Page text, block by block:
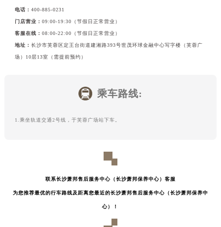
电话：400-885-0231
门店营业：09:00-19:30（节假日正常营业）
客服在线：08:00-22:00（节假日正常营业）
地址：长沙市芙蓉区定王台街道建湘路393号世茂环球金融中心写字楼（芙蓉广
场）10层13室（需提前预约）
乘车路线:
1.乘坐轨道交通2号线，于芙蓉广场站下车。
联系长沙萧邦售后服务中心（长沙萧邦保养中心）客服
为您推荐最优的行车路线及距离您最近的长沙萧邦售后服务中心（长沙萧邦保养中
心）！